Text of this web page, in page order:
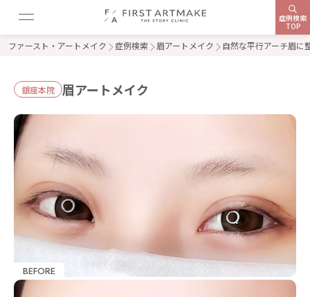
症例検索
TOP
ファースト・アートメイク 症例検索 眉アートメイク 自然な平行アーチ眉に
銀座本院 眉アートメイク
BEFORE